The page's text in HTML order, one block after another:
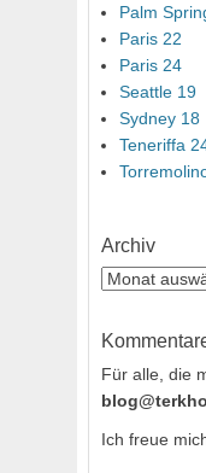
Palm
Paris 22
Paris 24
Seattle 19
Sydney 18
Teneriffa
Archiv
Archiv
Für alle, die
Ich freue